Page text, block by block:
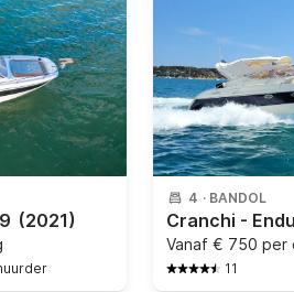
(2021)
4 · BANDOL
Vanaf € 750 per
11